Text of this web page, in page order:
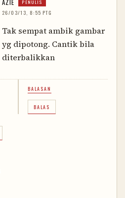
AZIE
26/03/13, 8:55 PTG
Tak sempat ambik gambar
yg dipotong. Cantik bila
diterbalikkan
BALASAN
BALAS